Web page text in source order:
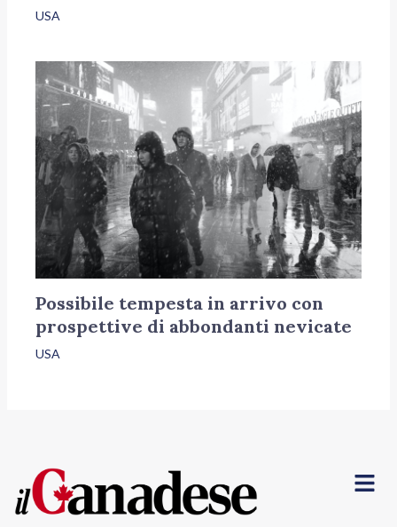
USA
Possibile tempesta in arrivo con
prospettive di abbondanti nevicate
USA
Menu